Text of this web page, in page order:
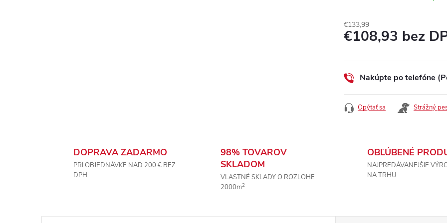
€133,99
€108,93 bez
cena:
Nakúpte po telefóne
Opýtať sa Strážný
DOPRAVA ZADARMO
PRI OBJEDNÁVKE NAD 200 € BEZ
DPH
98% TOVAROV
SKLADOM
VLASTNÉ SKLADY O ROZLOHE
2000m2
OBĽÚBENÉ
NAJPREDÁVANEJŠIE
NA TRHU